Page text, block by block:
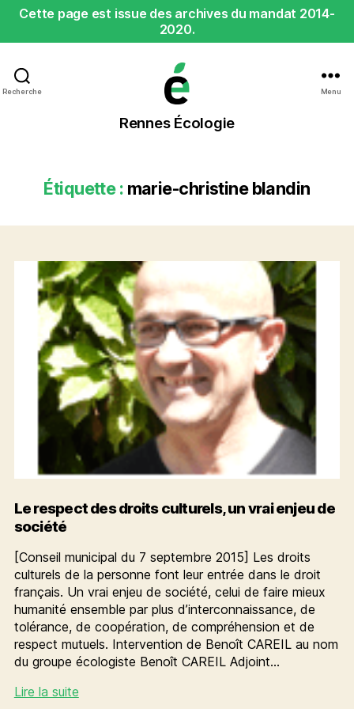
Cette page est issue des archives du mandat 2014-
2020.
Recherche
Rennes
Écologie
Rennes Écologie
Menu
Étiquette : marie-christine blandin
Le respect des droits culturels, un vrai enjeu de
société
[Conseil municipal du 7 septembre 2015] Les droits
culturels de la personne font leur entrée dans le droit
français. Un vrai enjeu de société, celui de faire mieux
humanité ensemble par plus d’interconnaissance, de
tolérance, de coopération, de compréhension et de
respect mutuels. Intervention de Benoît CAREIL au nom
du groupe écologiste Benoît CAREIL Adjoint…
Lire la suiteLe